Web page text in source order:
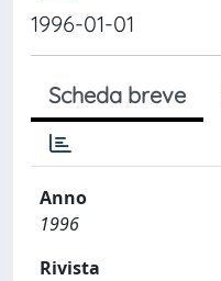
1996-01-01
Scheda breve
Anno
1996
Rivista